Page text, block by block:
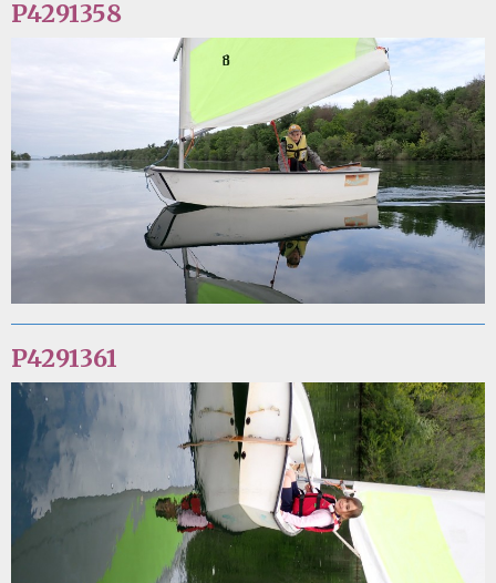
P4291358
P4291361